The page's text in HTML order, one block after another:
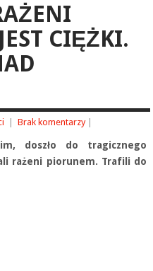
CIĘŻKI.
Brak komentarzy
doszło do tragicznego
rażeni piorunem. Trafili do